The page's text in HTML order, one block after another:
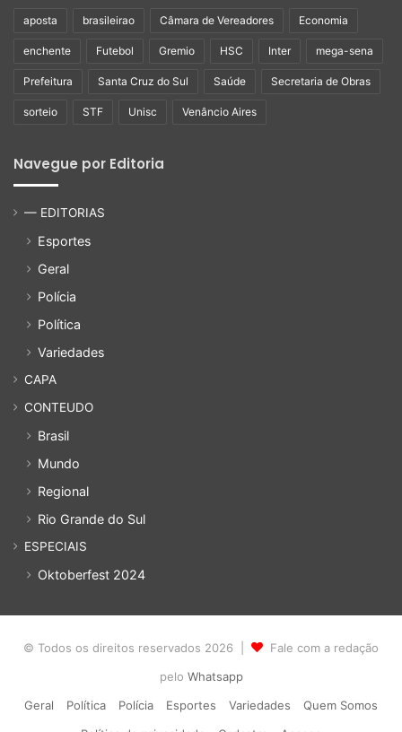
aposta brasileirao Câmara de Vereadores Economia
enchente Futebol Gremio HSC Inter mega-sena
Prefeitura Santa Cruz do Sul Saúde Secretaria de Obras
sorteio STF Unisc Venâncio Aires
Navegue por Editoria
— EDITORIAS
Esportes
Geral
Polícia
Política
Variedades
CAPA
CONTEUDO
Brasil
Mundo
Regional
Rio Grande do Sul
ESPECIAIS
Oktoberfest 2024
© Todos os direitos reservados 2026 |
Fale com a redação
pelo Whatsapp
Geral
Política Polícia Esportes Variedades
Quem Somos